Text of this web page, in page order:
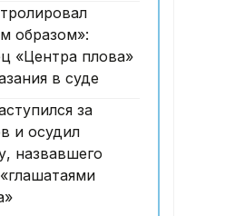
«Байсат»
24,7 млрд
аукцион өткізу
кепілдік
қымбаттайды
образом»:
«Центра плова»
в суде
за
и осудил
назвавшего